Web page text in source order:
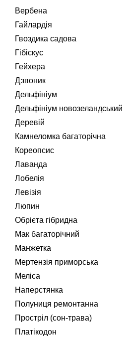
Вербена
Гайлардія
Гвоздика садова
Гібіскус
Гейхера
Дзвоник
Дельфініум
Дельфініум новозеландський
Деревій
Камнеломка багаторічна
Кореопсис
Лаванда
Лобелія
Левізія
Люпин
Обрієта гібридна
Мак багаторічний
Манжетка
Мертензія приморська
Меліса
Наперстянка
Полуниця ремонтанна
Простріл (сон-трава)
Платікодон